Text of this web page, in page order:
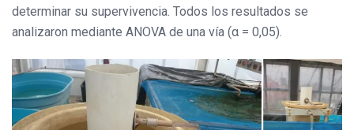
determinar su supervivencia. Todos los resultados se
analizaron mediante ANOVA de una vía (α = 0,05).